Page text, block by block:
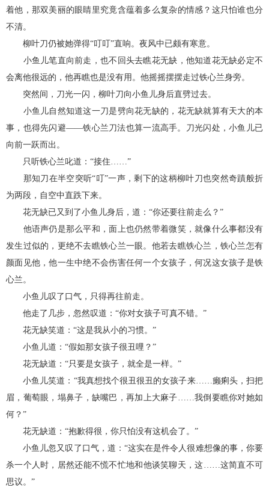
着他，那双美丽的眼睛里究竟含蕴着多么复杂的情感？这只怕谁也分
不清。
柳叶刀仍被她弹得“叮叮”直响。夜风中已颇有寒意。
小鱼儿笔直向前走，也不回头去瞧花无缺，他知道花无缺必定不
会离他很远的，他再瞧也是没有用。他摇摇摆摆走过铁心兰身旁。
突然间，刀光一闪，柳叶刀向小鱼儿身后直劈过去。
小鱼儿自然知道这一刀是劈向花无缺的，花无缺就算有天大的本
事，也得先闪避——铁心兰刀法也算一流高手。刀光闪处，小鱼儿已
向前一跃而出。
只听铁心兰叱道：“接住……”
那知刀在半空突听“叮”一声，剩下的这柄柳叶刀也突然奇蹟般折
为两段，自空中直跌下来。
花无缺已又到了小鱼儿身后，道：“你还要往前走么？”
他语声仍是那么平和，面上也仍然带着微笑，就像什么事都没有
发生过似的，更绝不去瞧铁心兰一眼。他若去瞧铁心兰，铁心兰怎有
颜面见他，他一生中绝不会伤害任何一个女孩子，何况这女孩子是铁
心兰。
小鱼儿叹了口气，只得再往前走。
他走了几步，忽然叹道：“你对女孩子可真不错。”
花无缺笑道：“这是我从小的习惯。”
小鱼儿道：“假如那女孩子很丑哩？”
花无缺道：“只要是女孩子，就全是一样。”
小鱼儿笑道：“我真想找个很丑很丑的女孩子来……癞痢头，扫把
眉，葡萄眼，塌鼻子，缺嘴巴，再加上大麻子……我倒要瞧你对她如
何？”
花无缺道：“抱歉得很，你只怕没有这机会了。”
小鱼儿忽又叹了口气，道：“这实在是件令人很难想像的事，你要
杀一个人时，居然还能不慌不忙地和他谈笑聊天，这……这简直不可
思议。”